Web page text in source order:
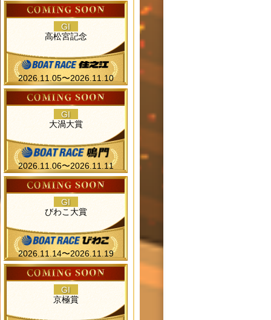
GI
高松宮記念
2026.11.05〜2026.11.10
GI
大渦大賞
2026.11.06〜2026.11.11
GI
びわこ大賞
2026.11.14〜2026.11.19
GI
京極賞